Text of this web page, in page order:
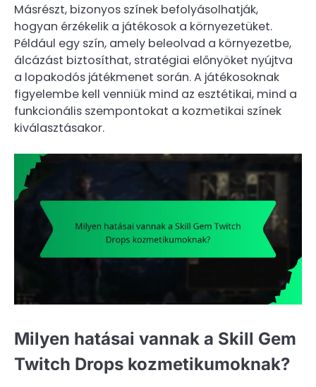
Másrészt, bizonyos színek befolyásolhatják,
hogyan érzékelik a játékosok a környezetüket.
Például egy szín, amely beleolvad a környezetbe,
álcázást biztosíthat, stratégiai előnyöket nyújtva
a lopakodós játékmenet során. A játékosoknak
figyelembe kell venniük mind az esztétikai, mind a
funkcionális szempontokat a kozmetikai színek
kiválasztásakor.
Milyen hatásai vannak a Skill Gem
Twitch Drops kozmetikumoknak?